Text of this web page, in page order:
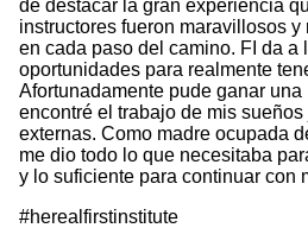
de destacar la gran experiencia
instructores fueron maravillosos
en cada paso del camino. FI da a
oportunidades para realmente
Afortunadamente pude ganar
encontré el trabajo de mis
externas. Como madre ocupada
me dio todo lo que necesitaba
y lo suficiente para continuar con
#herealfirstinstitute